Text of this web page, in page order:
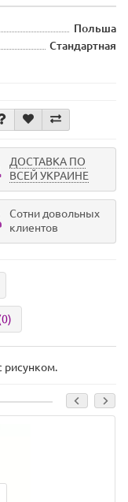
Польша
Стандартная
ДОСТАВКА ПО
ВСЕЙ УКРАИНЕ
Сотни довольных
клиентов
рисунком.